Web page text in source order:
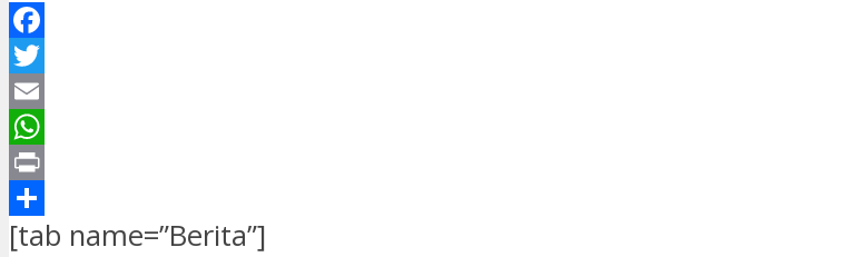
Facebook
Twitter
Email
WhatsApp
Print
Share
[tab name=”Berita”]